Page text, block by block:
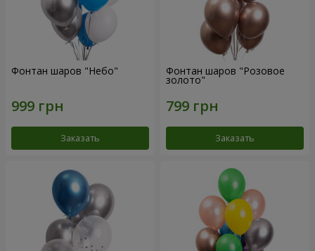
Фонтан шаров "Небо"
Заказать
Фонтан шаров "Розовое
золото"
Заказать